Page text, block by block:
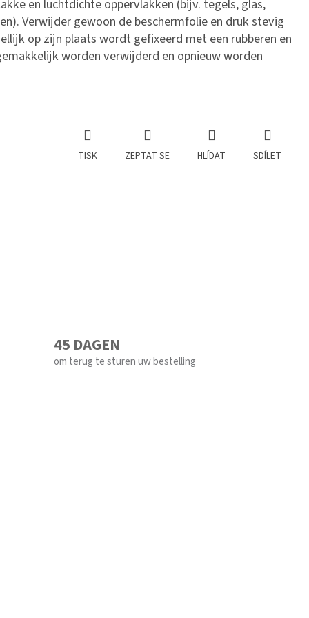
en luchtdichte oppervlakken (bijv. tegels, glas,
Verwijder gewoon de beschermfolie en druk stevig
op zijn plaats wordt gefixeerd met een rubberen en
worden verwijderd en opnieuw worden
TISK ZEPTAT SE HLÍDAT SDÍLET
45 DAGEN
om terug te sturen uw bestelling